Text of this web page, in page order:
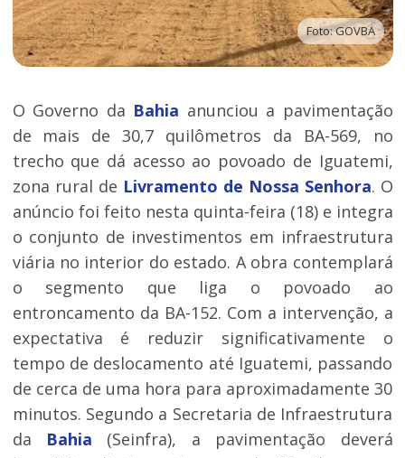
Foto: GOVBA
O Governo da Bahia anunciou a pavimentação
de mais de 30,7 quilômetros da BA-569, no
trecho que dá acesso ao povoado de Iguatemi,
zona rural de Livramento de Nossa Senhora. O
anúncio foi feito nesta quinta-feira (18) e integra
o conjunto de investimentos em infraestrutura
viária no interior do estado. A obra contemplará
o segmento que liga o povoado ao
entroncamento da BA-152. Com a intervenção, a
expectativa é reduzir significativamente o
tempo de deslocamento até Iguatemi, passando
de cerca de uma hora para aproximadamente 30
minutos. Segundo a Secretaria de Infraestrutura
da Bahia (Seinfra), a pavimentação deverá